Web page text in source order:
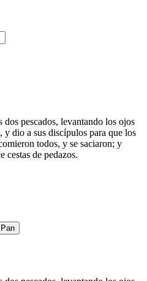
pescados, levantando los ojos
dio a sus discípulos para que los
todos, y se saciaron; y
cestas de pedazos.
Pan